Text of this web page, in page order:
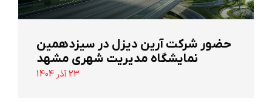
حضور شرکت آرین ‌دیزل در سیزدهمین
نمایشگاه مدیریت شهری مشهد
23 آذر 1404